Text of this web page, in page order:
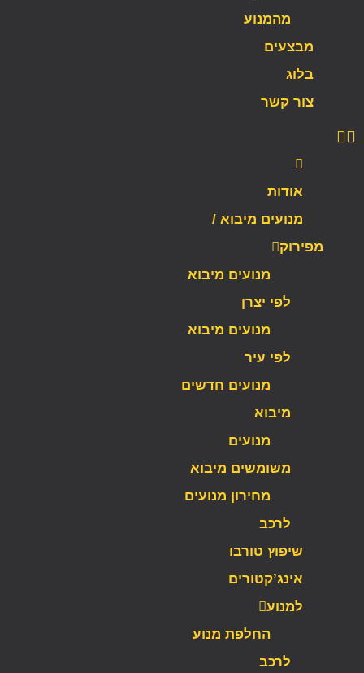
מהמנוע
מבצעים
בלוג
צור קשר
אודות
מנועים מיבוא /
מפירוק
מנועים מיבוא
לפי יצרן
מנועים מיבוא
לפי עיר
מנועים חדשים
מיבוא
מנועים
משומשים מיבוא
מחירון מנועים
לרכב
שיפוץ טורבו
אינג’קטורים
למנוע
החלפת מנוע
לרכב